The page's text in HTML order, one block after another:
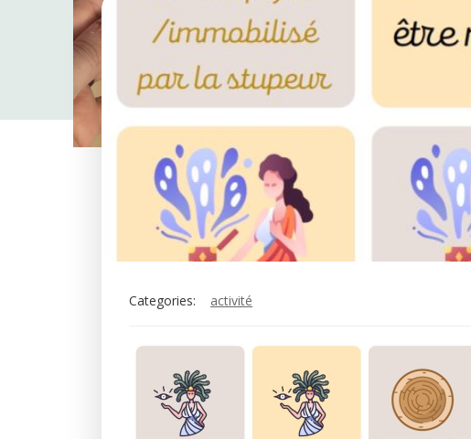
Categories: activité